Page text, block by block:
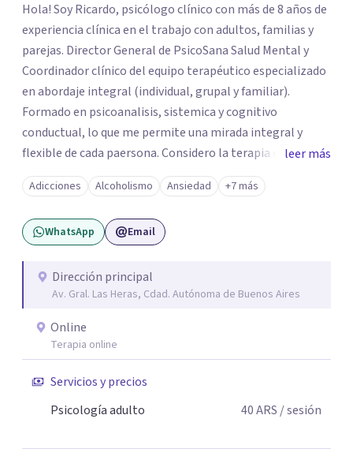
Hola! Soy Ricardo, psicólogo clínico con más de 8 años de
experiencia clínica en el trabajo con adultos, familias y
parejas. Director General de PsicoSana Salud Mental y
Coordinador clínico del equipo terapéutico especializado
en abordaje integral (individual, grupal y familiar).
Formado en psicoanalisis, sistemica y cognitivo
conductual, lo que me permite una mirada integral y
flexible de cada paersona. Considero la terapia como un
espacio de escucha, construcción y transformación,
adpatando el contexto de cada persona para ayudarla de
la mejor manera posible.
leer más
Adicciones Alcoholismo Ansiedad +7 más
WhatsApp Email
Dirección principal
Av. Gral. Las Heras, Cdad. Autónoma de Buenos Aires
Online
Terapia online
Servicios y precios
Psicología adulto
40ARS / sesión